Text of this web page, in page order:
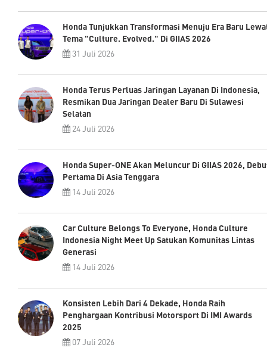
Honda Tunjukkan Transformasi Menuju Era Baru
Tema "Culture. Evolved." Di GIIAS 2026
31 Juli 2026
Honda Terus Perluas Jaringan Layanan Di Indonesia,
Resmikan Dua Jaringan Dealer Baru Di Sulawesi
Selatan
24 Juli 2026
Honda Super-ONE Akan Meluncur Di GIIAS 2026,
Pertama Di Asia Tenggara
14 Juli 2026
Car Culture Belongs To Everyone, Honda Culture
Indonesia Night Meet Up Satukan Komunitas Lintas
Generasi
14 Juli 2026
Konsisten Lebih Dari 4 Dekade, Honda Raih
Penghargaan Kontribusi Motorsport Di IMI Awards
2025
07 Juli 2026